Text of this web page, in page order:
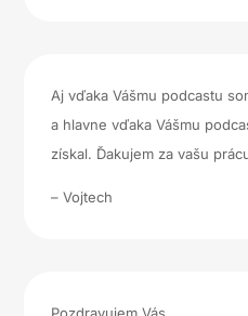
Aj vďaka Vášmu podcastu
a hlavne vďaka Vášmu
získal. Ďakujem za vašu
– Vojtech